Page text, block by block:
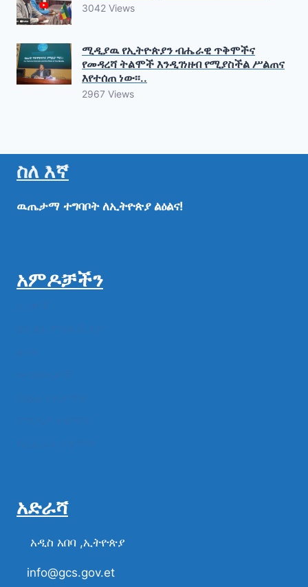
3042 Views
ሚዲያዉ የኢትዮጵያን ብሔራዊ ጥቅሞችና
የመዳረሻ ትልሞች እንዲገነዘብ የሚያስችል ሥልጠና
እየተሰጠ ነው፡፡..
2967 Views
ስለ እኛ
ዉጤታማ ተግባቦት ለኢትዮጵያ ልዕልና!
አምዶቻችን
አድራሻ
አዲስ አበባ ,ኢትዮጵያ
info@gcs.gov.et